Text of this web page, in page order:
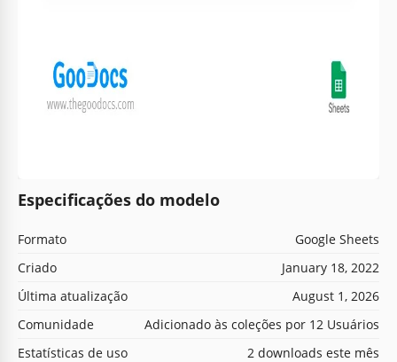
Especificações do modelo
Formato
Google Sheets
Criado
January 18, 2022
Última atualização
August 1, 2026
Comunidade
Adicionado às coleções por 12 Usuários
Estatísticas de uso
2 downloads este mês